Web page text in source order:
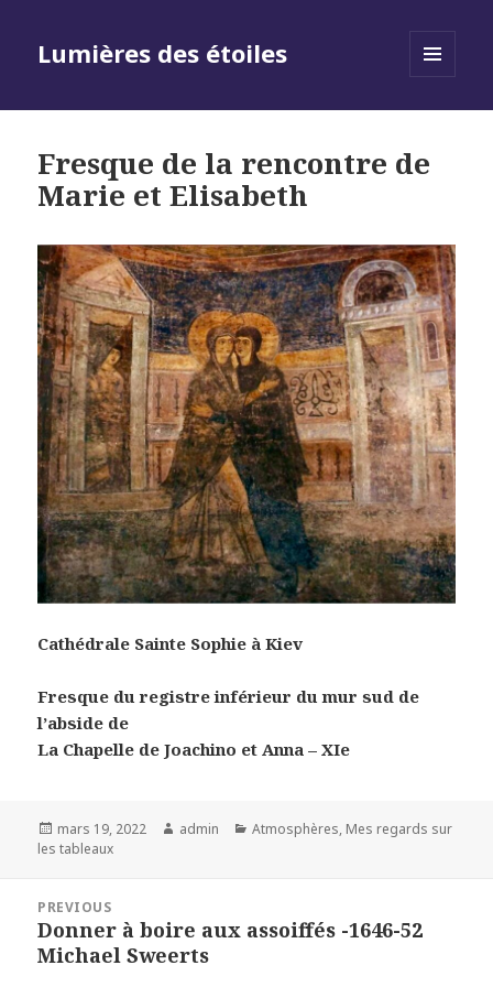
Lumières des étoiles
Fresque de la rencontre de
Marie et Elisabeth
Cathédrale Sainte Sophie à Kiev
Fresque du registre inférieur du mur sud de
l’abside de
La Chapelle deJoachino et Anna – XIe
Posted
on
mars 19, 2022 Author
admin Categories
Atmosphères, Mes regards sur
les tableaux
l’article
PREVIOUS
Previous
post:
Donner à boire aux assoiffés -1646-52
Michael Sweerts